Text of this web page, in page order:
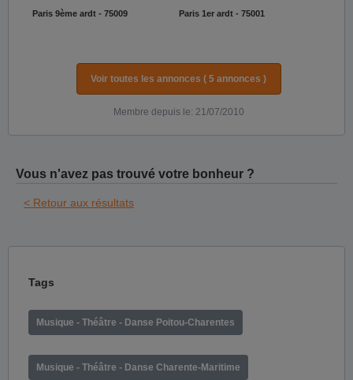
Paris 9ème ardt - 75009 Paris 1er ardt - 75001
Voir toutes les annonces ( 5 annonces )
Membre depuis le: 21/07/2010
Vous n'avez pas trouvé votre bonheur ?
< Retour aux résultats
Tags
Musique - Théâtre - Danse Poitou-Charentes
Musique - Théâtre - Danse Charente-Maritime